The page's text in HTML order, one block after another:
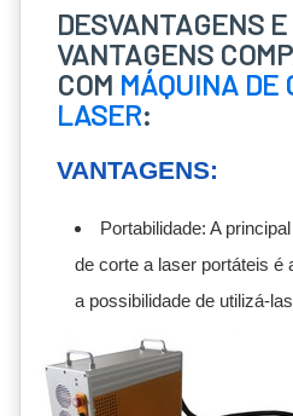
DESVANTAGENS E
VANTAGENS
COM MÁQUINA DE
LASER:
VANTAGENS:
Portabilidade: A
de corte a laser portáteis é
a possibilidade de utilizá-